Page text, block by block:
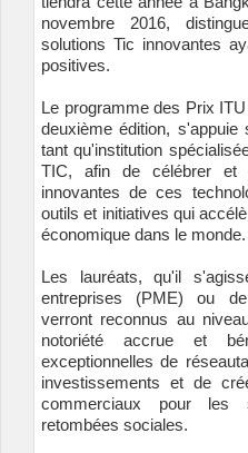
novembre 2016,
solutions Tic innovantes
positives.
Le programme des Prix
deuxième édition,
tant qu'institution
TIC, afin de célébrer et
innovantes de ces
outils et initiatives qui
économique dans le monde.
Les lauréats, qu'il
entreprises (PME) ou
verront reconnus au
notoriété accrue et
exceptionnelles de
investissements et de
commerciaux pour les
retombées sociales.